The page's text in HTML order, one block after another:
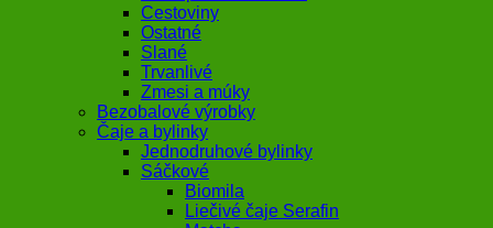
Cestoviny
Ostatné
Slané
Trvanlivé
Zmesi a múky
Bezobalové výrobky
Čaje a bylinky
Jednodruhové bylinky
Sáčkové
Biomila
Liečivé čaje Serafin